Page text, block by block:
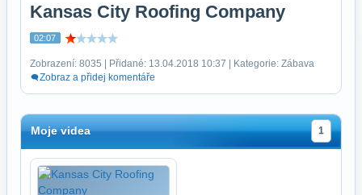
Kansas City Roofing Company
02:07
Zobrazení: 8035 | Přidané: 13.04.2018 10:37 | Kategorie: Zábava
Zobraz a přidej komentáře
Moje videa 1